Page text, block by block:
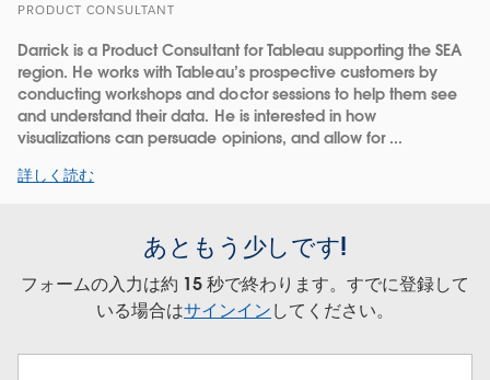
PRODUCT CONSULTANT
Darrick is a Product Consultant for Tableau supporting the SEA
region. He works with Tableau’s prospective customers by
conducting workshops and doctor sessions to help them see
and understand their data. He is interested in how
visualizations can persuade opinions, and allow for ...
詳しく読む
あともう少しです!
フォームの入力は約 15 秒で終わります。すでに登録して
いる場合はサインインしてください。